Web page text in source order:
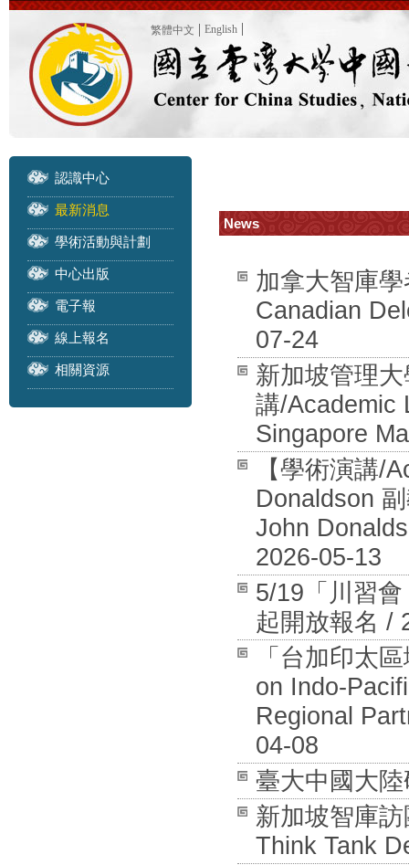
繁體中文 English
認識中心
最新消息
學術活動與計劃
中心出版
電子報
線上報名
相關資源
News
加拿大智庫
Canadian
07-24
新加坡管理
講/Academic
Singapore
【學術演講/
Donaldson
John
2026-05-13
5/19「川習
起開放報名 /
「台加印太
on Indo-
Regional
04-08
臺大中國大
新加坡智庫
Think Tank